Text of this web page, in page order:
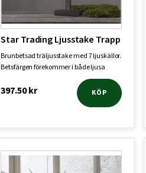
Star Trading Ljusstake Trapp
Brunbetsad träljusstake med 7 ljuskällor.
Betsfärgen förekommer i både ljusa
397.50kr KÖP